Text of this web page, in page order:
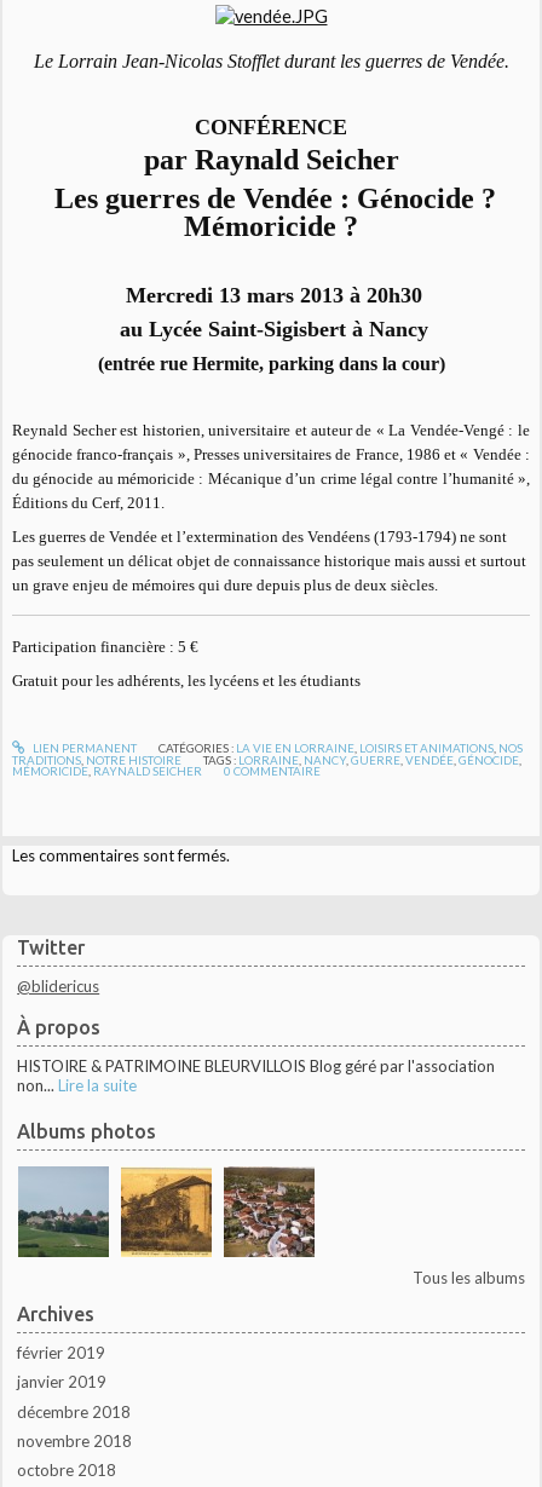
Twitter
@blidericus
À propos
HISTOIRE & PATRIMOINE BLEURVILLOIS Blog géré par l'association
non... Lire la suite
Albums photos
Tous les albums
Archives
février 2019
janvier 2019
décembre 2018
novembre 2018
octobre 2018
Le Lorrain Jean-Nicolas Stofflet durant les guerres de Vendée.
CONFÉRENCE
par Raynald Seicher
Les guerres de Vendée : Génocide ?
Mémoricide ?
Mercredi 13 mars 2013 à 20h30
au Lycée Saint-Sigisbert à Nancy
(entrée rue Hermite, parking dans la cour)
Reynald Secher est historien, universitaire et auteur de « La Vendée-Vengé : le
génocide franco-français », Presses universitaires de France, 1986 et « Vendée :
du génocide au mémoricide : Mécanique d’un crime légal contre l’humanité »,
Éditions du Cerf, 2011.
Les guerres de Vendée et l’extermination des Vendéens (1793-1794) ne sont
pas seulement un délicat objet de connaissance historique mais aussi et surtout
un grave enjeu de mémoires qui dure depuis plus de deux siècles.
Participation financière : 5 €
Gratuit pour les adhérents, les lycéens et les étudiants
LIEN PERMANENT CATÉGORIES : LA VIE EN LORRAINE, LOISIRS ET ANIMATIONS, NOS
TRADITIONS NOTRE HISTOIRE TAGS : LORRAINE NANCY,GUERRE ,VENDÉE ,GÉNOCIDE
MÉMORICIDE RAYNALD SEICHER 0 COMMENTAIRE
Les commentaires sont fermés.